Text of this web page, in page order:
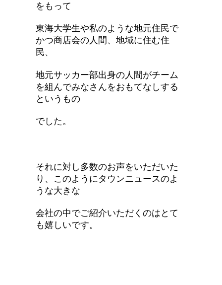
をもって
東海大学生や私のような地元住民で
かつ商店会の人間、地域に住む住
民、
地元サッカー部出身の人間がチーム
を組んでみなさんをおもてなしする
というもの
でした。
それに対し多数のお声をいただいた
り、このようにタウンニュースのよ
うな大きな
会社の中でご紹介いただくのはとて
も嬉しいです。